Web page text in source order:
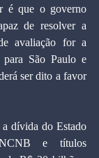
de resolver a
avaliação for a
para São Paulo e
ser dito a favor
e títulos